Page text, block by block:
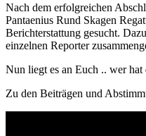
Nach dem erfolgreichen
Pantaenius Rund Skagen
Berichterstattung gesucht.
einzelnen Reporter
Nun liegt es an Euch .. wer hat
Zu den Beiträgen und